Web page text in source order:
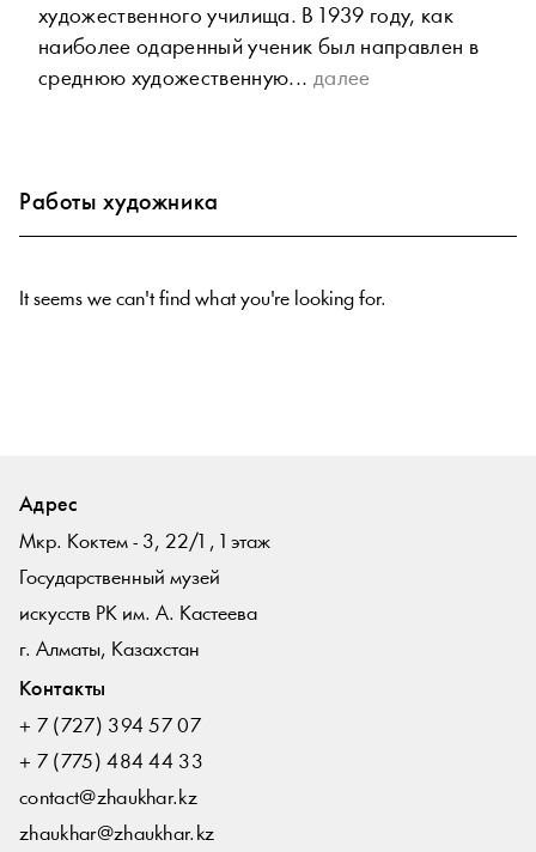
художественного училища. В 1939 году, как
наиболее одаренный ученик был направлен в
среднюю художественную... далее
Работы художника
It seems we can't find what you're looking for.
Адрес
Мкр. Коктем - 3, 22/1 , 1 этаж
Государственный музей
искусств РК им. А. Кастеева
г. Алматы, Казахстан
Контакты
+ 7 (727) 394 57 07
+ 7 (775) 484 44 33
contact@zhaukhar.kz
zhaukhar@zhaukhar.kz